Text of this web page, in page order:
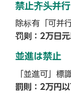
禁止齐头并行
除标有「可并
罚则：2万日
並進は禁止
「並進可」標
罰則：2万円